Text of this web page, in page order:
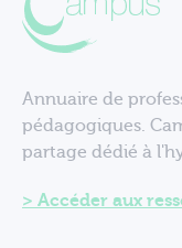
Annuaire de
pédagogiques.
partage dédié à
Accéder aux